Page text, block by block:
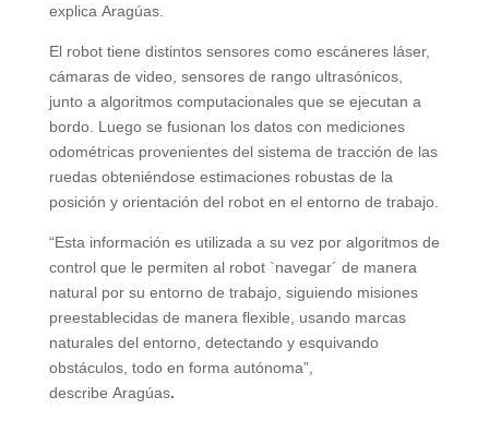
explica Aragúas.
El robot tiene distintos sensores como escáneres láser,
cámaras de video, sensores de rango ultrasónicos,
junto a algoritmos computacionales que se ejecutan a
bordo. Luego se fusionan los datos con mediciones
odométricas provenientes del sistema de tracción de las
ruedas obteniéndose estimaciones robustas de la
posición y orientación del robot en el entorno de trabajo.
“Esta información es utilizada a su vez por algoritmos de
control que le permiten al robot `navegar´ de manera
natural por su entorno de trabajo, siguiendo misiones
preestablecidas de manera flexible, usando marcas
naturales del entorno, detectando y esquivando
obstáculos, todo en forma autónoma”,
describe Aragúas.